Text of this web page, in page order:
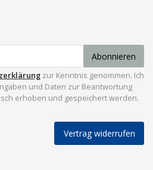
Abonnieren
zur Kenntnis genommen. Ich
und Daten zur Beantwortung
erhoben und gespeichert werden.
Vertrag widerrufen